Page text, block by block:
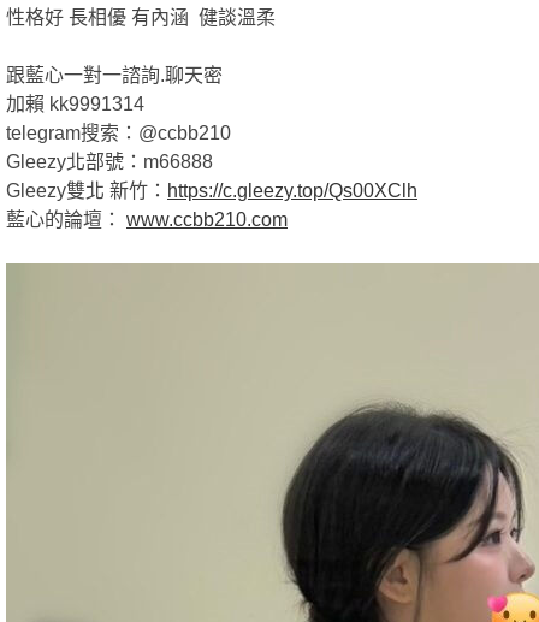
格
性格好 長相優 有內涵 健談溫柔
跟藍心一對一諮詢.聊天密
加賴 kk9991314
telegram搜索：@ccbb210
Gleezy北部號：m66888
Gleezy雙北 新竹： https://c.gleezy.top/Qs00XClh
藍心的論壇： www.ccbb210.com